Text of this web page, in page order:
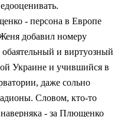
- персона в Европе
добавил номеру
и виртуозный
Украине и учившийся в
даже сольно
Словом, кто-то
наверняка - за Плющенко